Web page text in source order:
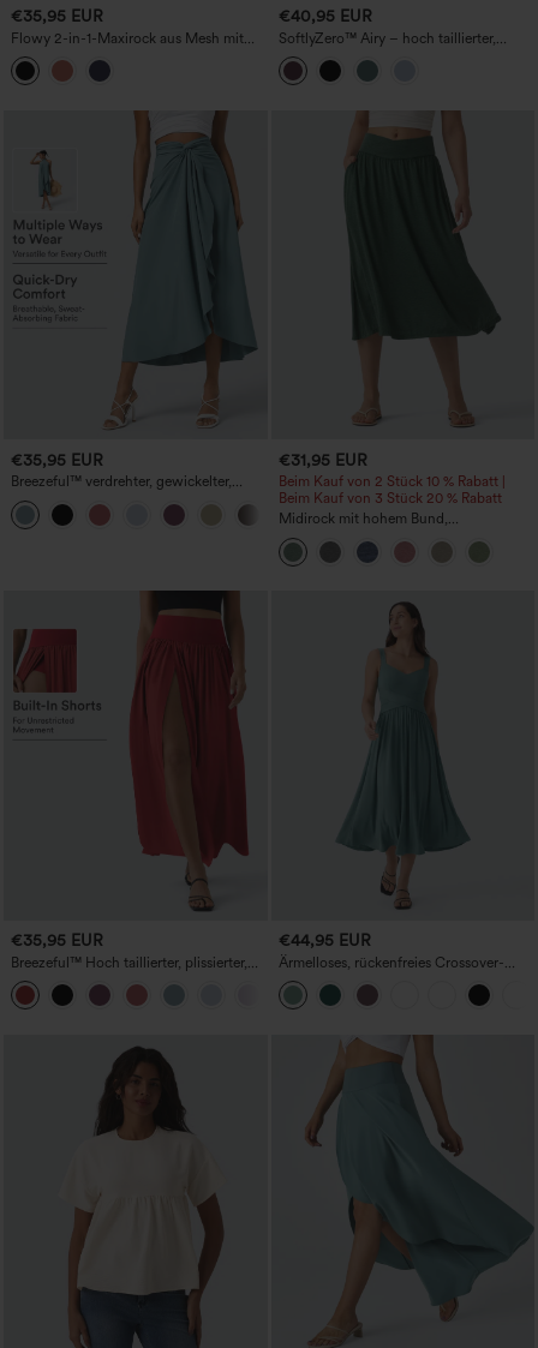
€35,95 EUR
Flowy 2-in-1-Maxirock aus Mesh mit
hohem Bund
€40,95 EUR
SoftlyZero™ Airy – hoch taillierter,
luftig-gestufter Minirock mit Rüschen-
Saum, 2-in-1 InstantCool, etwas längere
Casual-Variante mit Tasche
€35,95 EUR
Breezeful™ verdrehter, gewickelter,
Resort-Rock mit hohem Bund und
Schnürung hinten, schnell trocknend
€31,95 EUR
Beim Kauf von 2 Stück 10 % Rabatt |
Beim Kauf von 3 Stück 20 % Rabatt
Midirock mit hohem Bund,
überlappendem Schnitt, fließendem Fall
und Taschen, lässig
€35,95 EUR
Breezeful™ Hoch taillierter, plissierter,
schnell trocknender 2-in-1-Flowy-Maxi-
Freizeitrock mit Schlitz
+3
€44,95 EUR
Ärmelloses, rückenfreies Crossover-
Midi-Kleid mit fließendem Schnitt und
Taschen